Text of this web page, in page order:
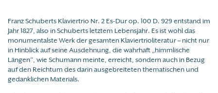
Franz Schuberts Klaviertrio Nr. 2 Es-Dur op. 100 D. 929 entstand im
Jahr 1827, also in Schuberts letztem Lebensjahr. Es ist wohl das
monumentalste Werk der gesamten Klaviertrioliteratur – nicht nur
in Hinblick auf seine Ausdehnung, die wahrhaft „himmlische
Längen“, wie Schumann meinte, erreicht, sondern auch in Bezug
auf den Reichtum des darin ausgebreiteten thematischen und
gedanklichen Materials.